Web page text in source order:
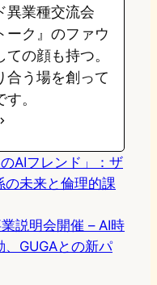
異業種交流会
ーク』のファウ
ての顔も持つ。
合う場を創って
。
AIフレンド」：ザ
の未来と倫理的課
説明会開催 – AI時
GUGAとの新パ